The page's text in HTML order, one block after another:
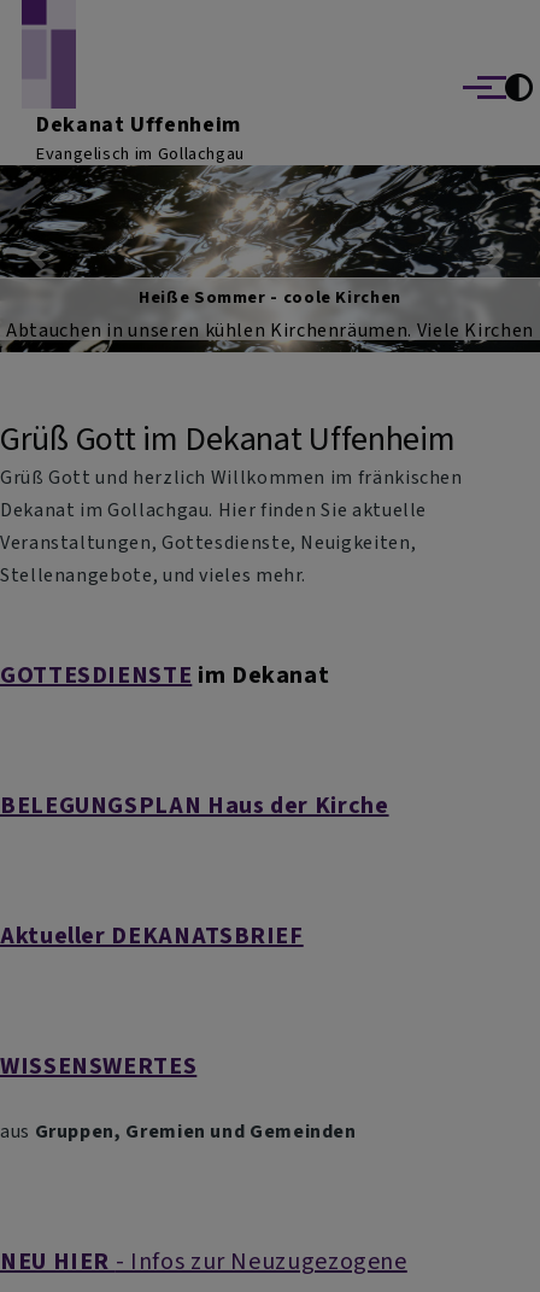
Dekanat Uffenheim
Evangelisch im Gollachgau
Menü
Heiße Sommer - coole Kirchen
Abtauchen in unseren kühlen Kirchenräumen. Viele Kirchen
Previous Next
Grüß Gott im Dekanat Uffenheim
Grüß Gott und herzlich Willkommen im fränkischen
Dekanat im Gollachgau. Hier finden Sie aktuelle
Veranstaltungen, Gottesdienste, Neuigkeiten,
Stellenangebote, und vieles mehr.
GOTTESDIENSTE im Dekanat
BELEGUNGSPLAN Haus der Kirche
Aktueller DEKANATSBRIEF
WISSENSWERTES
aus Gruppen, Gremien und Gemeinden
NEU HIER - Infos zur Neuzugezogene